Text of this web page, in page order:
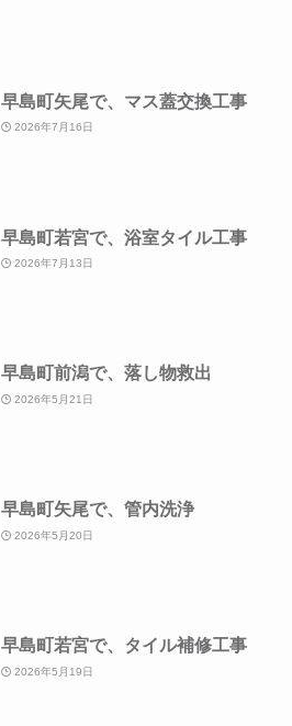
早島町矢尾で、マス蓋交換工事
2026年7月16日
早島町若宮で、浴室タイル工事
2026年7月13日
早島町前潟で、落し物救出
2026年5月21日
早島町矢尾で、管内洗浄
2026年5月20日
早島町若宮で、タイル補修工事
2026年5月19日